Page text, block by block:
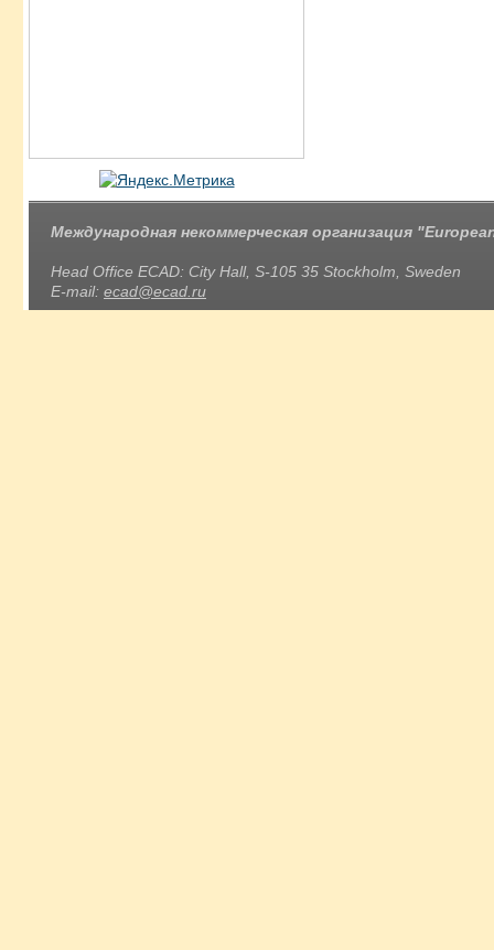
Международная некоммерческая организация
Head Office ECAD: City Hall, S-105 35 Stockholm, Sweden
E-mail: ecad@ecad.ru